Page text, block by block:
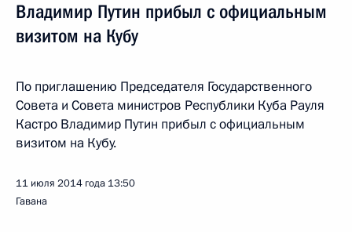
Владимир Путин прибыл с официальным
визитом на Кубу
По приглашению Председателя Государственного
Совета и Совета министров Республики Куба Рауля
Кастро Владимир Путин прибыл с официальным
визитом на Кубу.
11 июля 2014 года 13:50
Гавана